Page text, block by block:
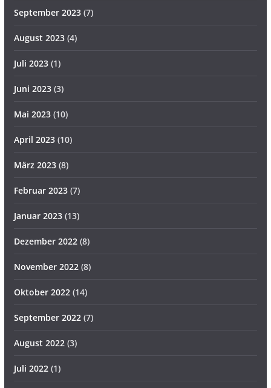
September 2023(7)
August 2023(4)
Juli 2023(1)
Juni 2023(3)
Mai 2023(10)
April 2023(10)
März 2023(8)
Februar 2023(7)
Januar 2023(13)
Dezember 2022(8)
November 2022(8)
Oktober 2022(14)
September 2022(7)
August 2022(3)
Juli 2022(1)